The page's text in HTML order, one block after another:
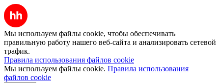
Мы используем файлы cookie, чтобы обеспечивать
правильную работу нашего веб-сайта и анализировать сетевой
трафик.
Правила использования файлов cookie
Мы используем файлы cookie. Правила использования
файлов cookie